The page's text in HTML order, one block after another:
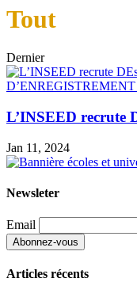
Tout
Dernier
L’INSEED recrute
Jan 11, 2024
Newsleter
Email
Articles récents